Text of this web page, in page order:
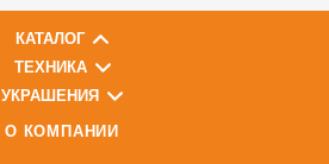
КАТАЛОГ
ТЕХНИКА
УКРАШЕНИЯ
О КОМПАНИИ